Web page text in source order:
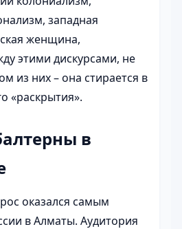
западная
женщина,
этими дискурсами, не
из них – она стирается в
«раскрытия».
в
оказался самым
в Алматы. Аудитория